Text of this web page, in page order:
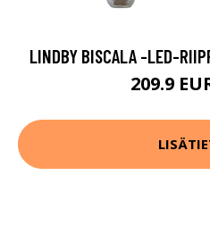
LINDBY BISCALA -LED-
209.9